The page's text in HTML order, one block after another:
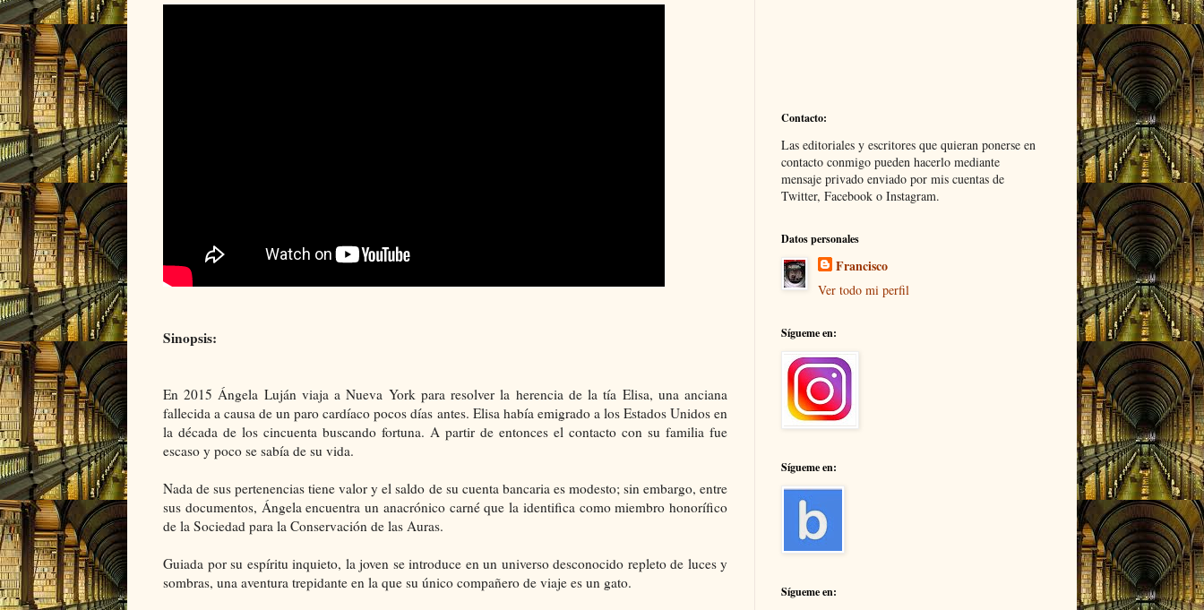
Sinopsis:
En 2015 Ángela Luján viaja a Nueva York para resolver la herencia de la tía Elisa, una anciana
fallecida a causa de un paro cardíaco pocos días antes. Elisa había emigrado a los Estados Unidos en
la década de los cincuenta buscando fortuna. A partir de entonces el contacto con su familia fue
escaso y poco se sabía de su vida.
Nada de sus pertenencias tiene valor y el saldo de su cuenta bancaria es modesto; sin embargo, entre
sus documentos, Ángela encuentra un anacrónico carné que la identifica como miembro honorífico
de la Sociedad para la Conservación de las Auras.
Guiada por su espíritu inquieto, la joven se introduce en un universo desconocido repleto de luces y
sombras, una aventura trepidante en la que su único compañero de viaje es un gato.
Contacto:
Las editoriales y escritores que quieran ponerse en
contacto conmigo pueden hacerlo mediante
mensaje privado enviado por mis cuentas de
Twitter, Facebook o Instagram.
Datos personales
Francisco
Ver todo mi perfil
Sígueme en:
Sígueme en:
Sígueme en: